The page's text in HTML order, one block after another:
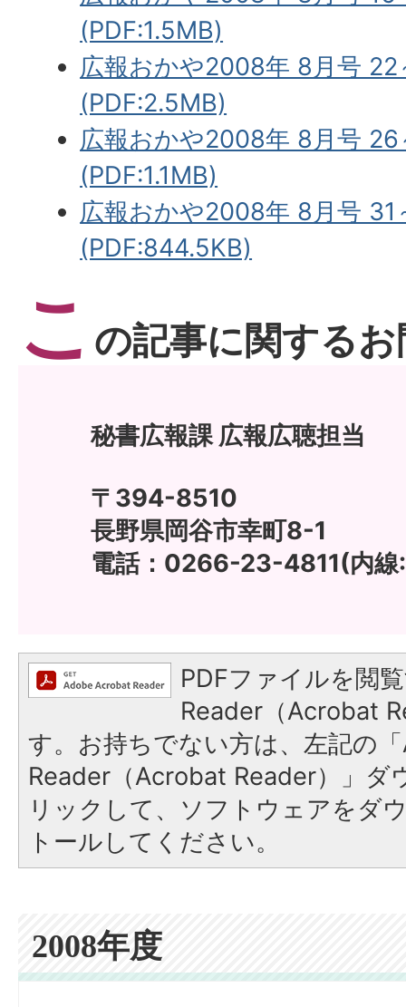
(PDF:1.5MB)
広報おかや2008年 8月号
(PDF:2.5MB)
広報おかや2008年 8月号
(PDF:1.1MB)
広報おかや2008年 8月号 31
(PDF:844.5KB)
こ の記事に関する
秘書広報課 広報広聴担当
〒394-8510
長野県岡谷市幸町8-1
電話：0266-23-4811(内
PDFファイルを閲
Reader（Acrobat
す。お持ちでない方は、左記の
Reader（Acrobat Reader）」ダ
リックして、ソフトウェアをダ
トールしてください。
2008年度